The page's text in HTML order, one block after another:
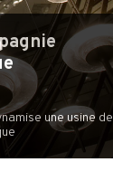
une usine de